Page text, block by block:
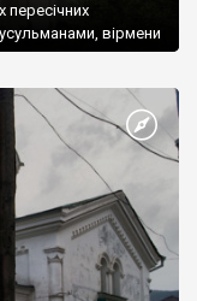
пересічних
вірмени